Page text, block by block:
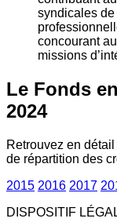
syndicales
concourant
missions
Le Fonds
2024
Retrouvez en
de répartition des
2015 2016 2017
DISPOSITIF